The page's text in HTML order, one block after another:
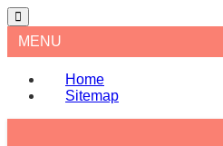
MENU
Home
Sitemap